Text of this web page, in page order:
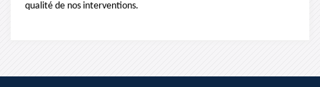
qualité de nos interventions.